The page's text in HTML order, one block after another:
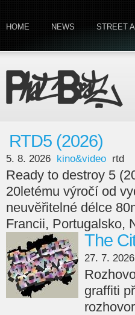
HOME NEWS STREET
RTD5 (2026)
5. 8. 2026 kino&video rtd
Ready to destroy 5
20letému výročí od
neuvěřitelné délce
Francii, Portugalsko,
The
27. 7. 2026
graffiti